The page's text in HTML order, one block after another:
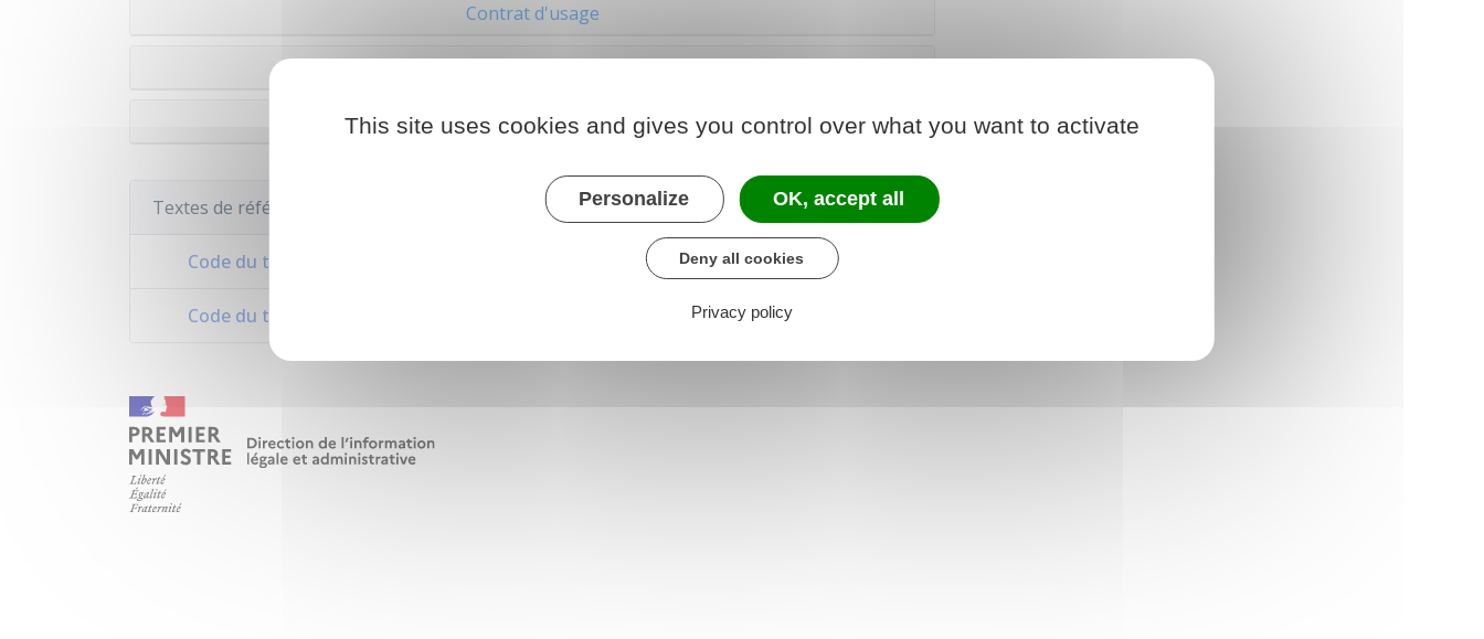
Contrat d'usage
Contrat saisonnier
Textes de référence
Code du travail : articles L1243-5 à L1243-12
Code du travail : articles L1251-29 à L1251-34
This site uses cookies and gives you control over what you want to activate
Personalize OK, accept all
Deny all cookies
Privacy policy